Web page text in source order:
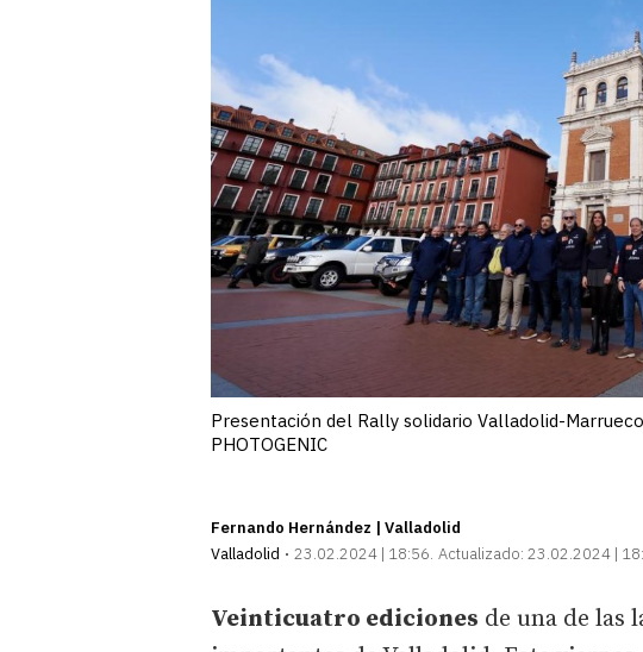
Presentación del Rally solidario Valladolid-
PHOTOGENIC
Fernando Hernández | Valladolid
Valladolid
23.02.2024 | 18:56 Actualizado: 23.02.2024 |
Veinticuatro ediciones de una de las